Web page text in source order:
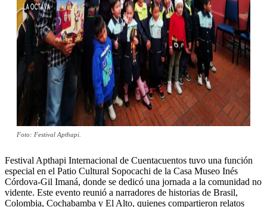
Foto: Festival Apthapi.
Festival Apthapi Internacional de Cuentacuentos tuvo una función
especial en el Patio Cultural Sopocachi de la Casa Museo Inés
Córdova-Gil Imaná, donde se dedicó una jornada a la comunidad no
vidente. Este evento reunió a narradores de historias de Brasil,
Colombia, Cochabamba y El Alto, quienes compartieron relatos